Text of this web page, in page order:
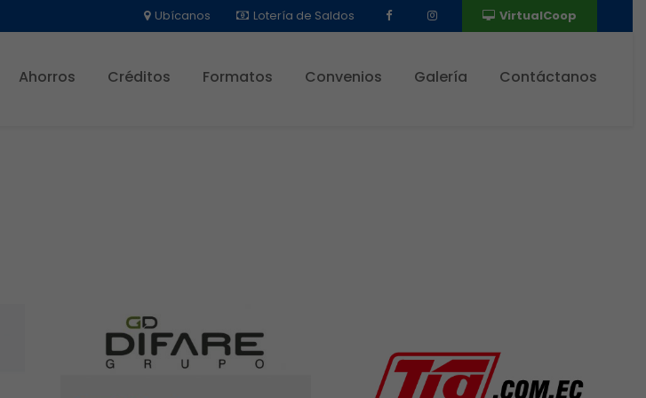
Ubícanos Lotería de Saldos VirtualCoop
Ahorros Créditos Formatos Convenios Galería Contáctanos